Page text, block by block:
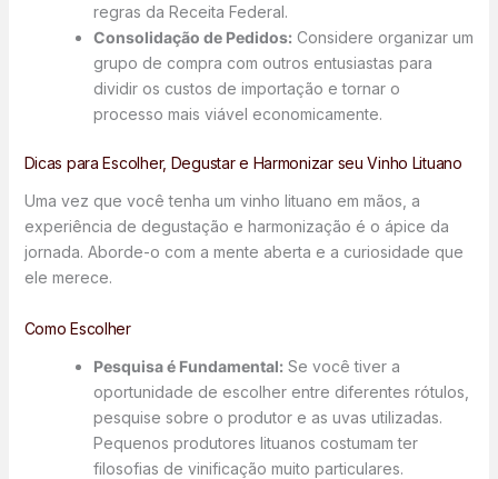
regras da Receita Federal.
Consolidação de Pedidos:Considere organizar um
grupo de compra com outros entusiastas para
dividir os custos de importação e tornar o
processo mais viável economicamente.
Dicas para Escolher, Degustar e Harmonizar seu Vinho Lituano
Uma vez que você tenha um vinho lituano em mãos, a
experiência de degustação e harmonização é o ápice da
jornada. Aborde-o com a mente aberta e a curiosidade que
ele merece.
Como Escolher
Pesquisa é Fundamental:Se você tiver a
oportunidade de escolher entre diferentes rótulos,
pesquise sobre o produtor e as uvas utilizadas.
Pequenos produtores lituanos costumam ter
filosofias de vinificação muito particulares.